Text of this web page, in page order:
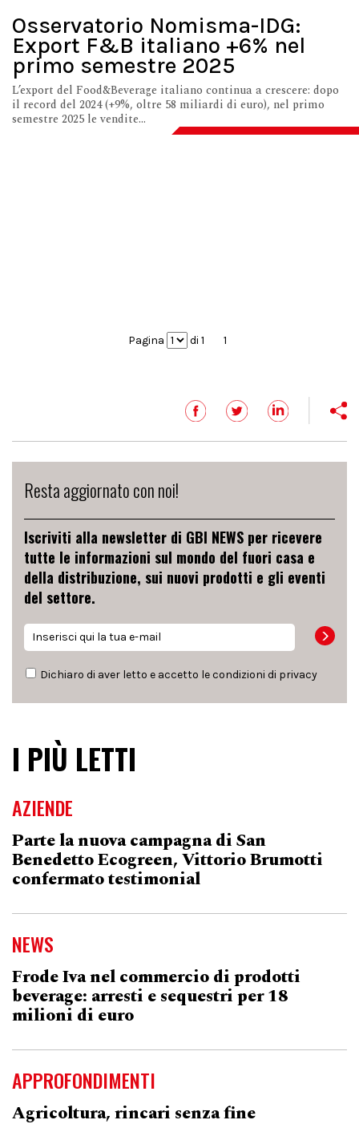
Osservatorio Nomisma-IDG:
Export F&B italiano +6% nel
primo semestre 2025
L’export del Food&Beverage italiano continua a crescere: dopo
il record del 2024 (+9%, oltre 58 miliardi di euro), nel primo
semestre 2025 le vendite...
Pagina di 1 1
Resta aggiornato con noi!
Iscriviti alla newsletter di GBI NEWS per ricevere
tutte le informazioni sul mondo del fuori casa e
della distribuzione, sui nuovi prodotti e gli eventi
del settore.
Dichiaro di aver letto e accetto le condizioni di privacy
I PIÙ LETTI
AZIENDE
Parte la nuova campagna di San
Benedetto Ecogreen, Vittorio Brumotti
confermato testimonial
NEWS
Frode Iva nel commercio di prodotti
beverage: arresti e sequestri per 18
milioni di euro
APPROFONDIMENTI
Agricoltura, rincari senza fine